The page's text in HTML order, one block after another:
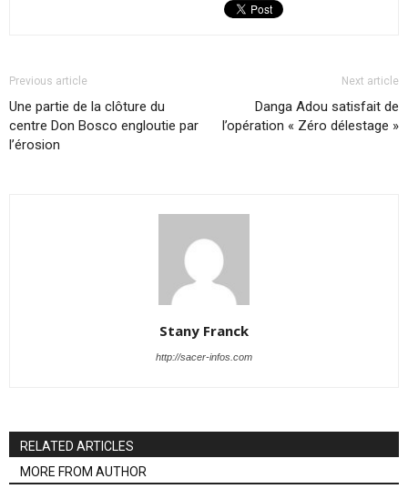
Previous article
Une partie de la clôture du
centre Don Bosco engloutie par
l’érosion
Next article
Danga Adou satisfait de
l’opération « Zéro délestage »
Stany Franck
http://sacer-infos.com
RELATED ARTICLES
MORE FROM AUTHOR